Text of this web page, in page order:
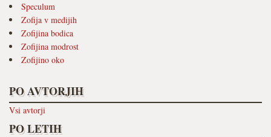
Speculum
Zofija v medijih
Zofijina bodica
Zofijina modrost
Zofijino oko
PO AVTORJIH
Vsi avtorji
PO LETIH